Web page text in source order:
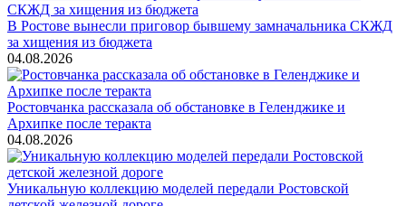
В Ростове вынесли приговор бывшему замначальника СКЖД
за хищения из бюджета
04.08.2026
Ростовчанка рассказала об обстановке в Геленджике и
Архипке после теракта
04.08.2026
Уникальную коллекцию моделей передали Ростовской